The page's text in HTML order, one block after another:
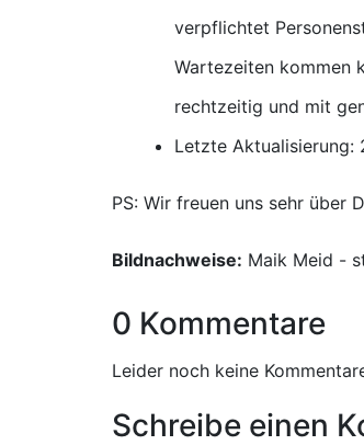
verpflichtet
Wartezeiten kommen
rechtzeitig und mit
Letzte Aktualisierung:
PS: Wir freuen uns sehr über
Bildnachweise: Maik Meid -
0 Kommentare
Leider noch keine
Schreibe einen